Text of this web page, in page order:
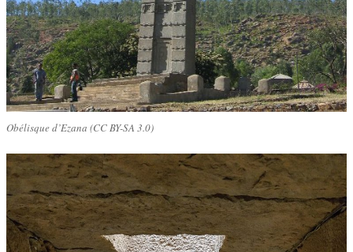
Obélisque d’Ezana (CC BY-SA 3.0)